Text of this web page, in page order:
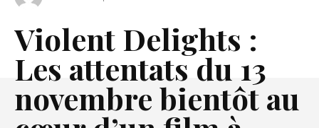
Violent Delights :
Les attentats du 13
novembre bientôt au